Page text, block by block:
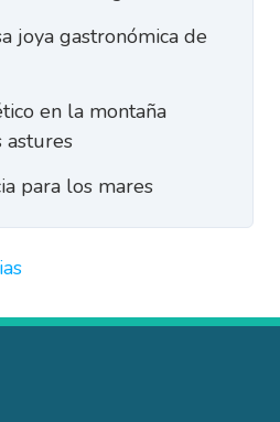
joya gastronómica de
en la montaña
astures
para los mares